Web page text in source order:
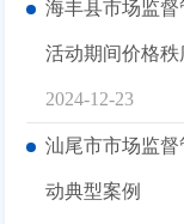
海丰县市场监
活动期间价格
2024-12-23
汕尾市市场监
动典型案例